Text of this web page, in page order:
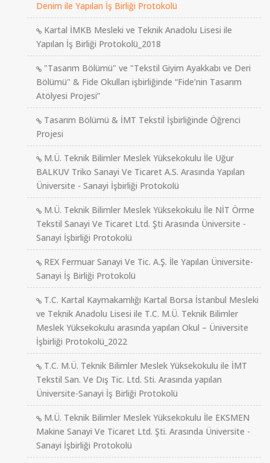
Denim ile Yapılan İş Birliği Protokolü
Kartal İMKB Mesleki ve Teknik Anadolu Lisesi ile
Yapılan İş Birliği Protokolü_2018
"Tasarım Bölümü" ve "Tekstil Giyim Ayakkabı ve Deri
Bölümü" & Fide Okulları işbirliğinde “Fide’nin Tasarım
Atölyesi Projesi”
Tasarım Bölümü & İMT Tekstil İşbirliğinde Öğrenci
Projesi
M.Ü. Teknik Bilimler Meslek Yüksekokulu İle Uğur
BALKUV Triko Sanayi Ve Ticaret A.S. Arasında Yapılan
Üniversite - Sanayi İşbirliği Protokolü
M.Ü. Teknik Bilimler Meslek Yüksekokulu İle NİT Örme
Tekstil Sanayi Ve Ticaret Ltd. Şti Arasında Üniversite -
Sanayi İşbirliği Protokolü
REX Fermuar Sanayi Ve Tic. A.Ş. İle Yapılan Üniversite-
Sanayi İş Birliği Protokolü
T.C. Kartal Kaymakamlığı Kartal Borsa İstanbul Mesleki
ve Teknik Anadolu Lisesi ile T.C. M.Ü. Teknik Bilimler
Meslek Yüksekokulu arasında yapılan Okul – Üniversite
İşbirliği Protokolü_2022
T.C. M.Ü. Teknik Bilimler Meslek Yüksekokulu ile İMT
Tekstil San. Ve Dış Tic. Ltd. Sti. Arasında yapılan
Üniversite-Sanayi İş Birliği Protokolü
M.Ü. Teknik Bilimler Meslek Yüksekokulu İle EKSMEN
Makine Sanayi Ve Ticaret Ltd. Şti. Arasında Üniversite -
Sanayi İşbirliği Protokolü